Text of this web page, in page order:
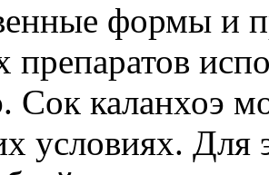
формы и
препаратов
Сок каланхоэ
условиях. Для